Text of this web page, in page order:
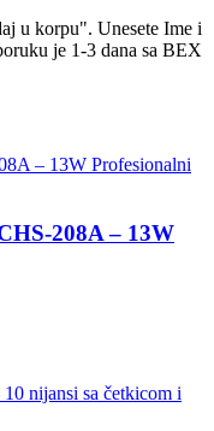
u korpu". Unesete Ime i
je 1-3 dana sa BEX
208A – 13W